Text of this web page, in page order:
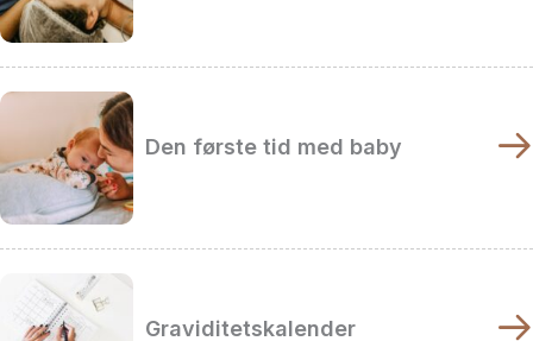
Den første tid med baby
Graviditetskalender